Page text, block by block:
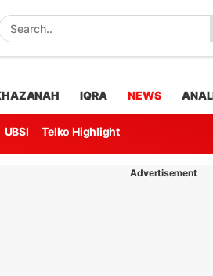
IQRA NEWS
UBSI Telko Highlight
Advertisement